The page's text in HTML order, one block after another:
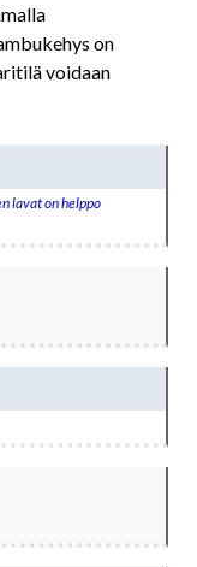
on
voidaan
lavat on helppo